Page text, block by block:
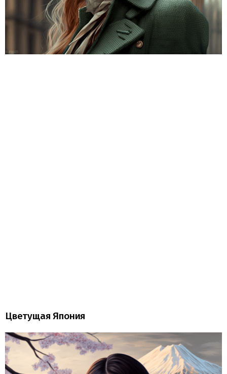
Цветущая Япония